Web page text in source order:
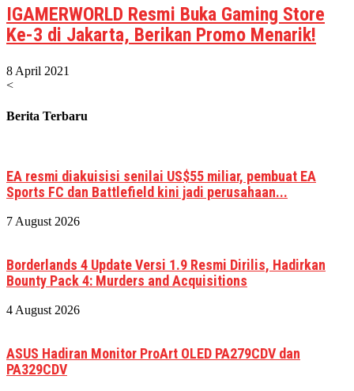
IGAMERWORLD Resmi Buka Gaming Store
Ke-3 di Jakarta, Berikan Promo Menarik!
8 April 2021
<
Berita Terbaru
EA resmi diakuisisi senilai US$55 miliar, pembuat EA
Sports FC dan Battlefield kini jadi perusahaan...
7 August 2026
Borderlands 4 Update Versi 1.9 Resmi Dirilis, Hadirkan
Bounty Pack 4: Murders and Acquisitions
4 August 2026
ASUS Hadiran Monitor ProArt OLED PA279CDV dan
PA329CDV